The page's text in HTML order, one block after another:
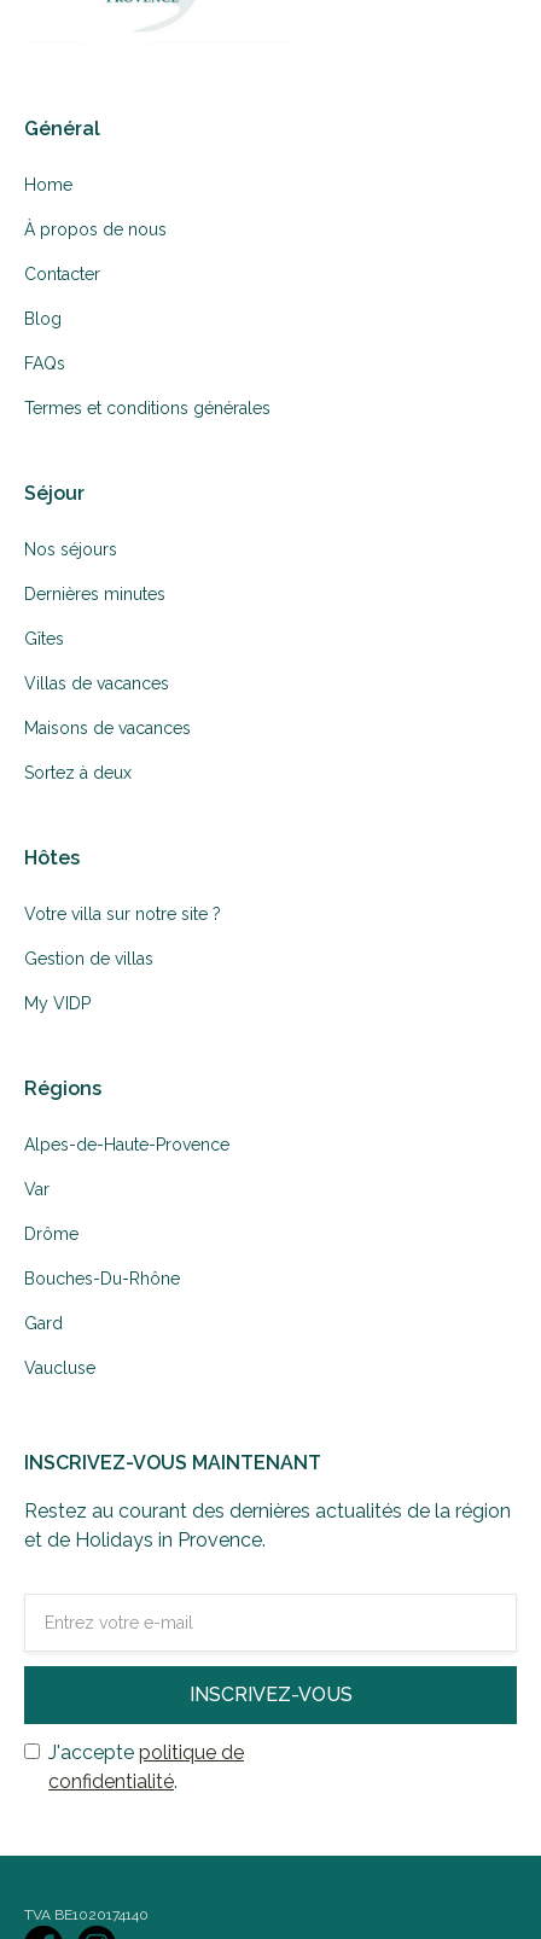
Général
Home
À propos de nous
Contacter
Blog
FAQs
Termes et conditions générales
Séjour
Nos séjours
Dernières minutes
Gîtes
Villas de vacances
Maisons de vacances
Sortez à deux
Hôtes
Votre villa sur notre site ?
Gestion de villas
My VIDP
Régions
Alpes-de-Haute-Provence
Var
Drôme
Bouches-Du-Rhône
Gard
Vaucluse
INSCRIVEZ-VOUS MAINTENANT
Restez au courant des dernières actualités de la région
et de Holidays in Provence.
J'accepte politique de
confidentialité.
TVA BE1020174140